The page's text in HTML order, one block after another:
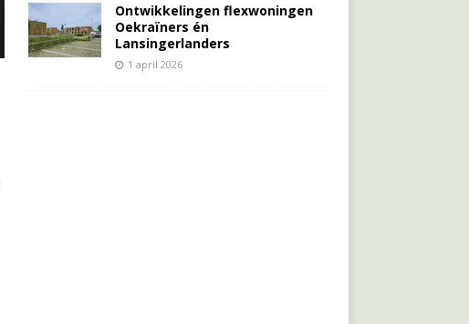
Ontwikkelingen flexwoningen
Oekraïners én
Lansingerlanders
1 april 2026